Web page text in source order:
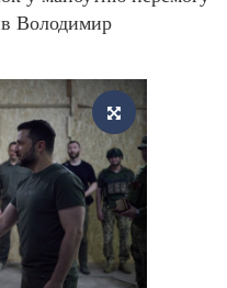
Володимир